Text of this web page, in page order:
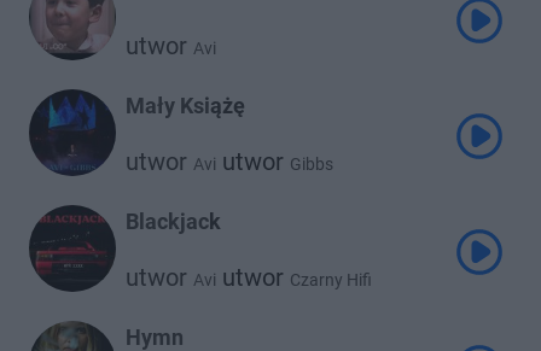
utwor Avi
Mały Książę
utwor Avi utwor Gibbs
Blackjack
utwor Avi utwor Czarny Hifi
Hymn